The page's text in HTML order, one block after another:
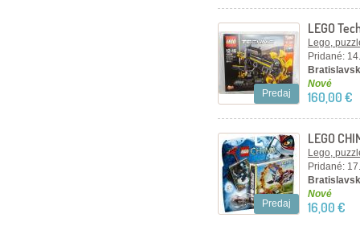
Predaj
LEGO
Lego,
Pridané:
Nové
160,00 €
Predaj
LEGO
Lego,
Pridané:
Nové
16,00 €